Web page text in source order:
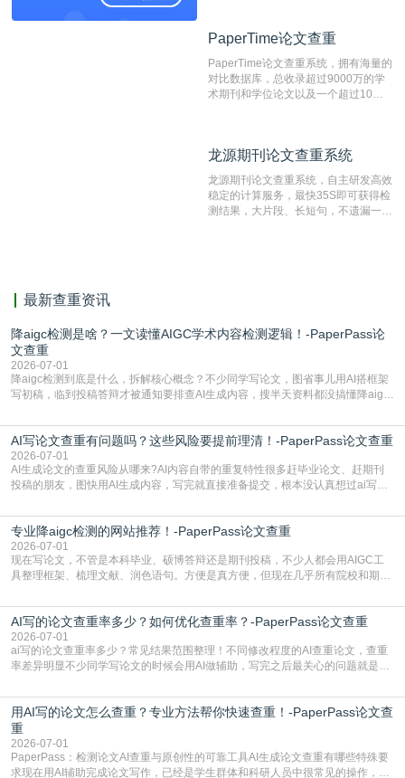
系统，可检测中文、英文两种语言的论
PaperTime论文查重
PaperTime论文查重系统，拥有海量的
对比数据库，总收录超过9000万的学
术期刊和学位论文以及一个超过10亿
对，利用指纹索引快速而精准地在云检
有相似的片段，该项技术检测速度快、
准确率高，市场反映良好。
龙源期刊论文查重系统
龙源期刊论文查重系统，自主研发高效
稳定的计算服务，最快35S即可获得检
测结果，大片段、长短句，不遗漏一处
最新查重资讯
降aigc检测是啥？一文读懂AIGC学术内容检测逻辑！-PaperPass论
文查重
2026-07-01
降aigc检测到底是什么，拆解核心概念？不少同学写论文，图省事儿用AI搭框架
写初稿，临到投稿答辩才被通知要排查AI生成内容，搜半天资料都没搞懂降aigc
怕是已经入行的科研人员，不少人也搞不清降aigc检测是啥，对相关要求摸不
准。其实，降aigc检测是伴随AIGC工具在学术领域普及诞生的新需求，核心是为
了满足现在高校、期刊对AI生
AI写论文查重有问题吗？这些风险要提前理清！-PaperPass论文查重
2026-07-01
AI生成论文的查重风险从哪来?AI内容自带的重复特性很多赶毕业论文、赶期刊
投稿的朋友，图快用AI生成内容，写完就直接准备提交，根本没认真想过ai写论
自带不可忽视的查重风险。AI训练依赖海量公开的文本数据，生成内容本质是基
于训练数据的概率拼接，不是从零开始的原创创作。生成过程中，很容易复用已
有的高频公共表述，甚至直接拼接已经公开
专业降aigc检测的网站推荐！-PaperPass论文查重
2026-07-01
现在写论文，不管是本科毕业、硕博答辩还是期刊投稿，不少人都会用AIGC工
具整理框架、梳理文献、润色语句。方便是真方便，但现在几乎所有院校和期刊
五遍还是过不了预检测的大有人在，这时候，找到靠谱的降AIGC检测率的网
站，就能少走好多弯路。PaperPass：守护学术原创性的智能伙伴AIGC生成内
容的学术合规痛点去年帮一个本科师弟改
AI写的论文查重率多少？如何优化查重率？-PaperPass论文查重
2026-07-01
ai写的论文查重率多少？常见结果范围整理！不同修改程度的AI查重论文，查重
率差异明显不少同学写论文的时候会用AI做辅助，写完之后最关心的问题就是ai
实际情况和大家想的不太一样。AI训练依赖海量公开学术文献、网络内容，生成
内容本质是按照语义概率拼接已有内容，很容易和已发布的作品撞重复，甚至会
直接引用整段已有内容，所以查重率偏高是
用AI写的论文怎么查重？专业方法帮你快速查重！-PaperPass论文查
重
2026-07-01
PaperPass：检测论文AI查重与原创性的可靠工具AI生成论文查重有哪些特殊要
求现在用AI辅助完成论文写作，已经是学生群体和科研人员中很常见的操作，不